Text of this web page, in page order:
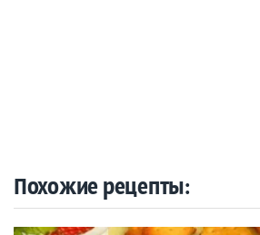
Похожие рецепты: